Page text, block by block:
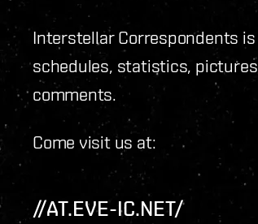
Interstellar Correspondents
schedules, statistics,
comments.
Come visit us at:
//AT.EVE-IC.NET/